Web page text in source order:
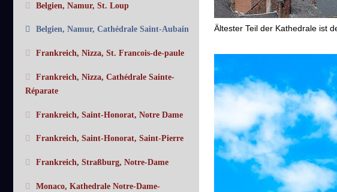
Belgien, Namur, St. Loup
Belgien, Namur, Cathédrale Saint-Aubain
Frankreich, Nizza, St. Francois-de-paule
Frankreich, Nizza, Cathédrale Sainte-
Réparate
Frankreich, Saint-Honorat, Notre Dame
Frankreich, Saint-Honorat, Saint-Pierre
Frankreich, Straßburg, Notre-Dame
Monaco, Kathedrale Notre-Dame-
Ältester Teil der Kathedrale ist